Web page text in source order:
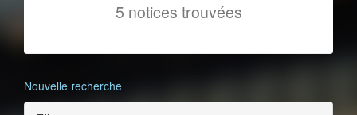
5 notices trouvées
Nouvelle recherche